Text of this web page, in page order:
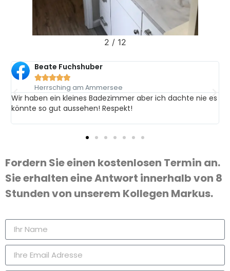
2 / 12
Beate Fuchshuber

Herrsching am Ammersee
Wir haben ein kleines Badezimmer aber ich dachte nie es
könnte so gut aussehen! Respekt!
Fordern Sie einen kostenlosen Termin an.
Sie erhalten eine Antwort innerhalb von 8
Stunden von unserem Kollegen Markus.